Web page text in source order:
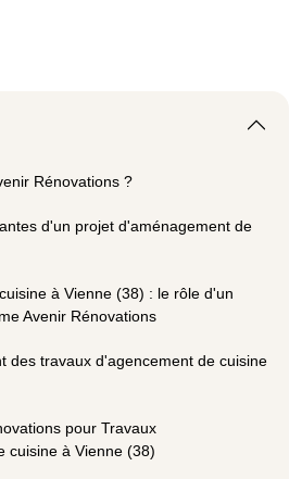
Rénovations ?
d'un projet d'aménagement de
à Vienne (38) : le rôle d'un
Avenir Rénovations
des travaux d'agencement de cuisine
pour Travaux
cuisine à Vienne (38)